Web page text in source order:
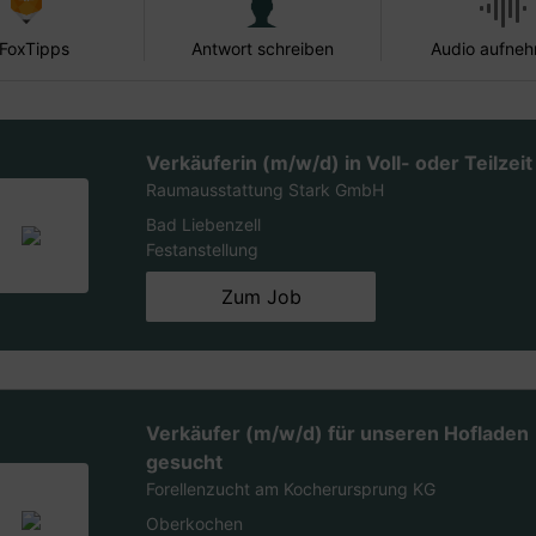
Antwort schreiben Audio
Verkäuferin (m/w/d) in Voll- oder Teilzeit
Raumausstattung Stark GmbH
Bad Liebenzell
Festanstellung
Zum Job
Verkäufer (m/w/d) für unseren Hofladen
gesucht
Forellenzucht am Kocherursprung KG
Oberkochen